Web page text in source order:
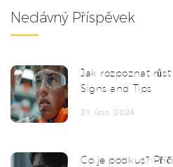
Nedávný Příspěvek
Jak rozpoznat
Signs and Tips
21 úno 2024
Co je podkus?